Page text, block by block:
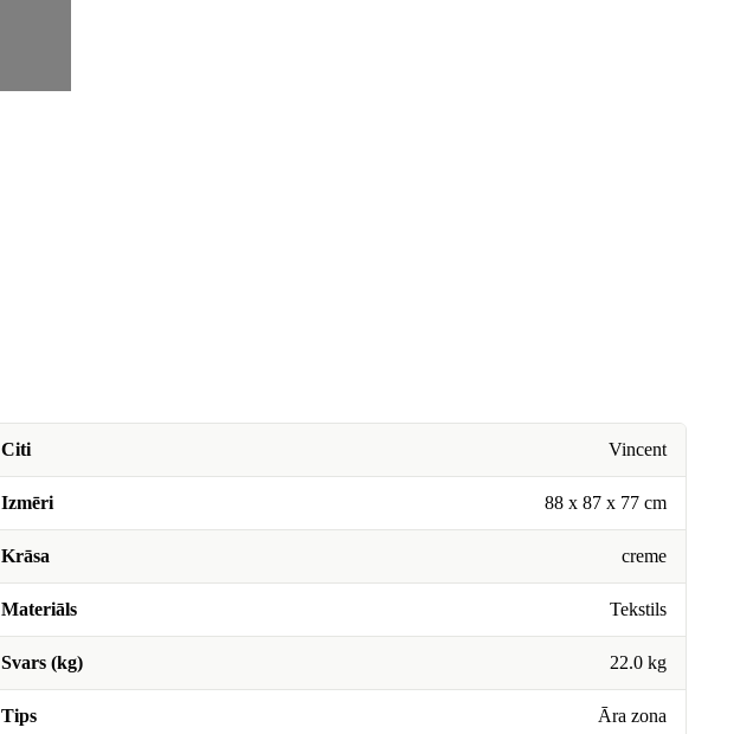
Citi Vincent
Izmēri 88 x 87 x 77 cm
Krāsa creme
Materiāls Tekstils
Svars (kg) 22.0 kg
Tips Āra zona